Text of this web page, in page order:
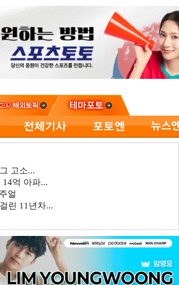
고소...
억 아파...
얼
린 11년차...